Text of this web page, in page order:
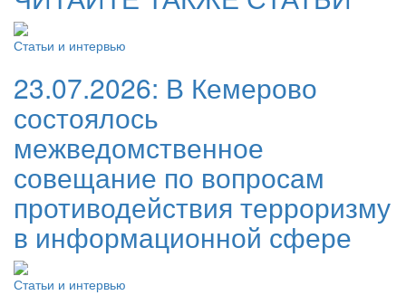
Статьи и интервью
23.07.2026: В Кемерово
состоялось
межведомственное
совещание по вопросам
противодействия терроризму
в информационной сфере
Статьи и интервью